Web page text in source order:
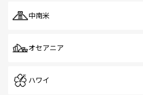
中南米
オセアニア
ハワイ